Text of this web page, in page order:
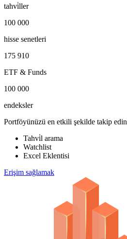
tahvi̇ller
100 000
hisse senetleri
175 910
ETF & Funds
100 000
endeksler
Portföyünüzü en etkili şekilde takip edin
Tahvi̇l arama
Watchlist
Excel Eklentisi
Erişim sağlamak